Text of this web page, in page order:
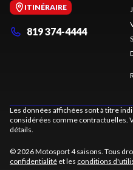
ITINÉRAIRE
819 374-4444
Les données affichées sont à titre
considérées comme contractuelles.
détails.
© 2026 Motosport 4 saisons. Tous
confidentialité et les conditions